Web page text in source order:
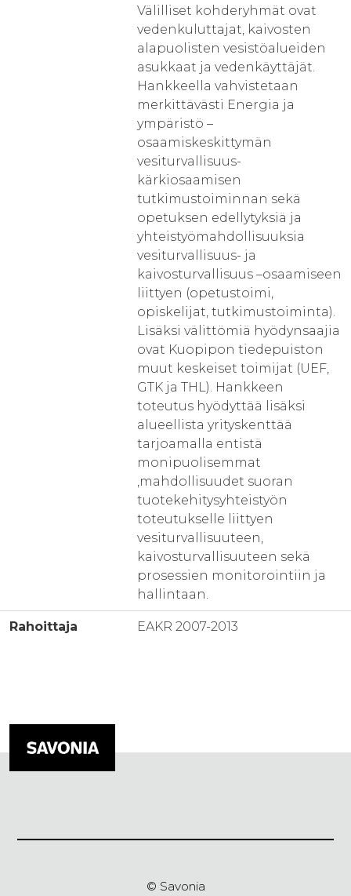
Välilliset kohderyhmät ovat
vedenkuluttajat, kaivosten
alapuolisten vesistöalueiden
asukkaat ja vedenkäyttäjät.
Hankkeella vahvistetaan
merkittävästi Energia ja
ympäristö –
osaamiskeskittymän
vesiturvallisuus-
kärkiosaamisen
tutkimustoiminnan sekä
opetuksen edellytyksiä ja
yhteistyömahdollisuuksia
vesiturvallisuus- ja
kaivosturvallisuus –osaamiseen
liittyen (opetustoimi,
opiskelijat, tutkimustoiminta).
Lisäksi välittömiä hyödynsaajia
ovat Kuopipon tiedepuiston
muut keskeiset toimijat (UEF,
GTK ja THL). Hankkeen
toteutus hyödyttää lisäksi
alueellista yrityskenttää
tarjoamalla entistä
monipuolisemmat
,mahdollisuudet suoran
tuotekehitysyhteistyön
toteutukselle liittyen
vesiturvallisuuteen,
kaivosturvallisuuteen sekä
prosessien monitorointiin ja
hallintaan.
Rahoittaja EAKR 2007-2013
© Savonia